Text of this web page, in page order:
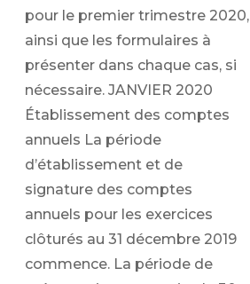
pour le premier trimestre 2020,
ainsi que les formulaires à
présenter dans chaque cas, si
nécessaire. JANVIER 2020
Établissement des comptes
annuels La période
d’établissement et de
signature des comptes
annuels pour les exercices
clôturés au 31 décembre 2019
commence. La période de